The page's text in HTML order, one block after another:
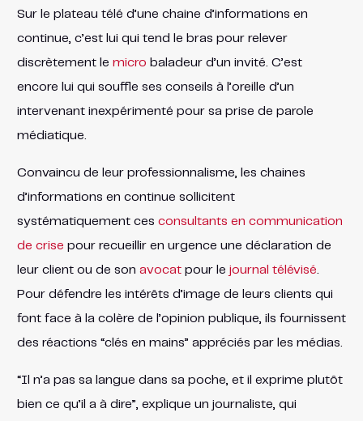
Sur le plateau télé d’une chaine d’informations en
continue, c’est lui qui tend le bras pour relever
discrètement le micro baladeur d’un invité. C’est
encore lui qui souffle ses conseils à l’oreille d’un
intervenant inexpérimenté pour sa prise de parole
médiatique.
Convaincu de leur professionnalisme, les chaines
d’informations en continue sollicitent
systématiquement ces consultants en communication
de crise pour recueillir en urgence une déclaration de
leur client ou de son avocatpour le journal télévisé
Pour défendre les intérêts d’image de leurs clients qui
font face à la colère de l’opinion publique, ils fournissent
des réactions “clés en mains” appréciés par les médias.
“Il n’a pas sa langue dans sa poche, et il exprime plutôt
bien ce qu’il a à dire”, explique un journaliste, qui